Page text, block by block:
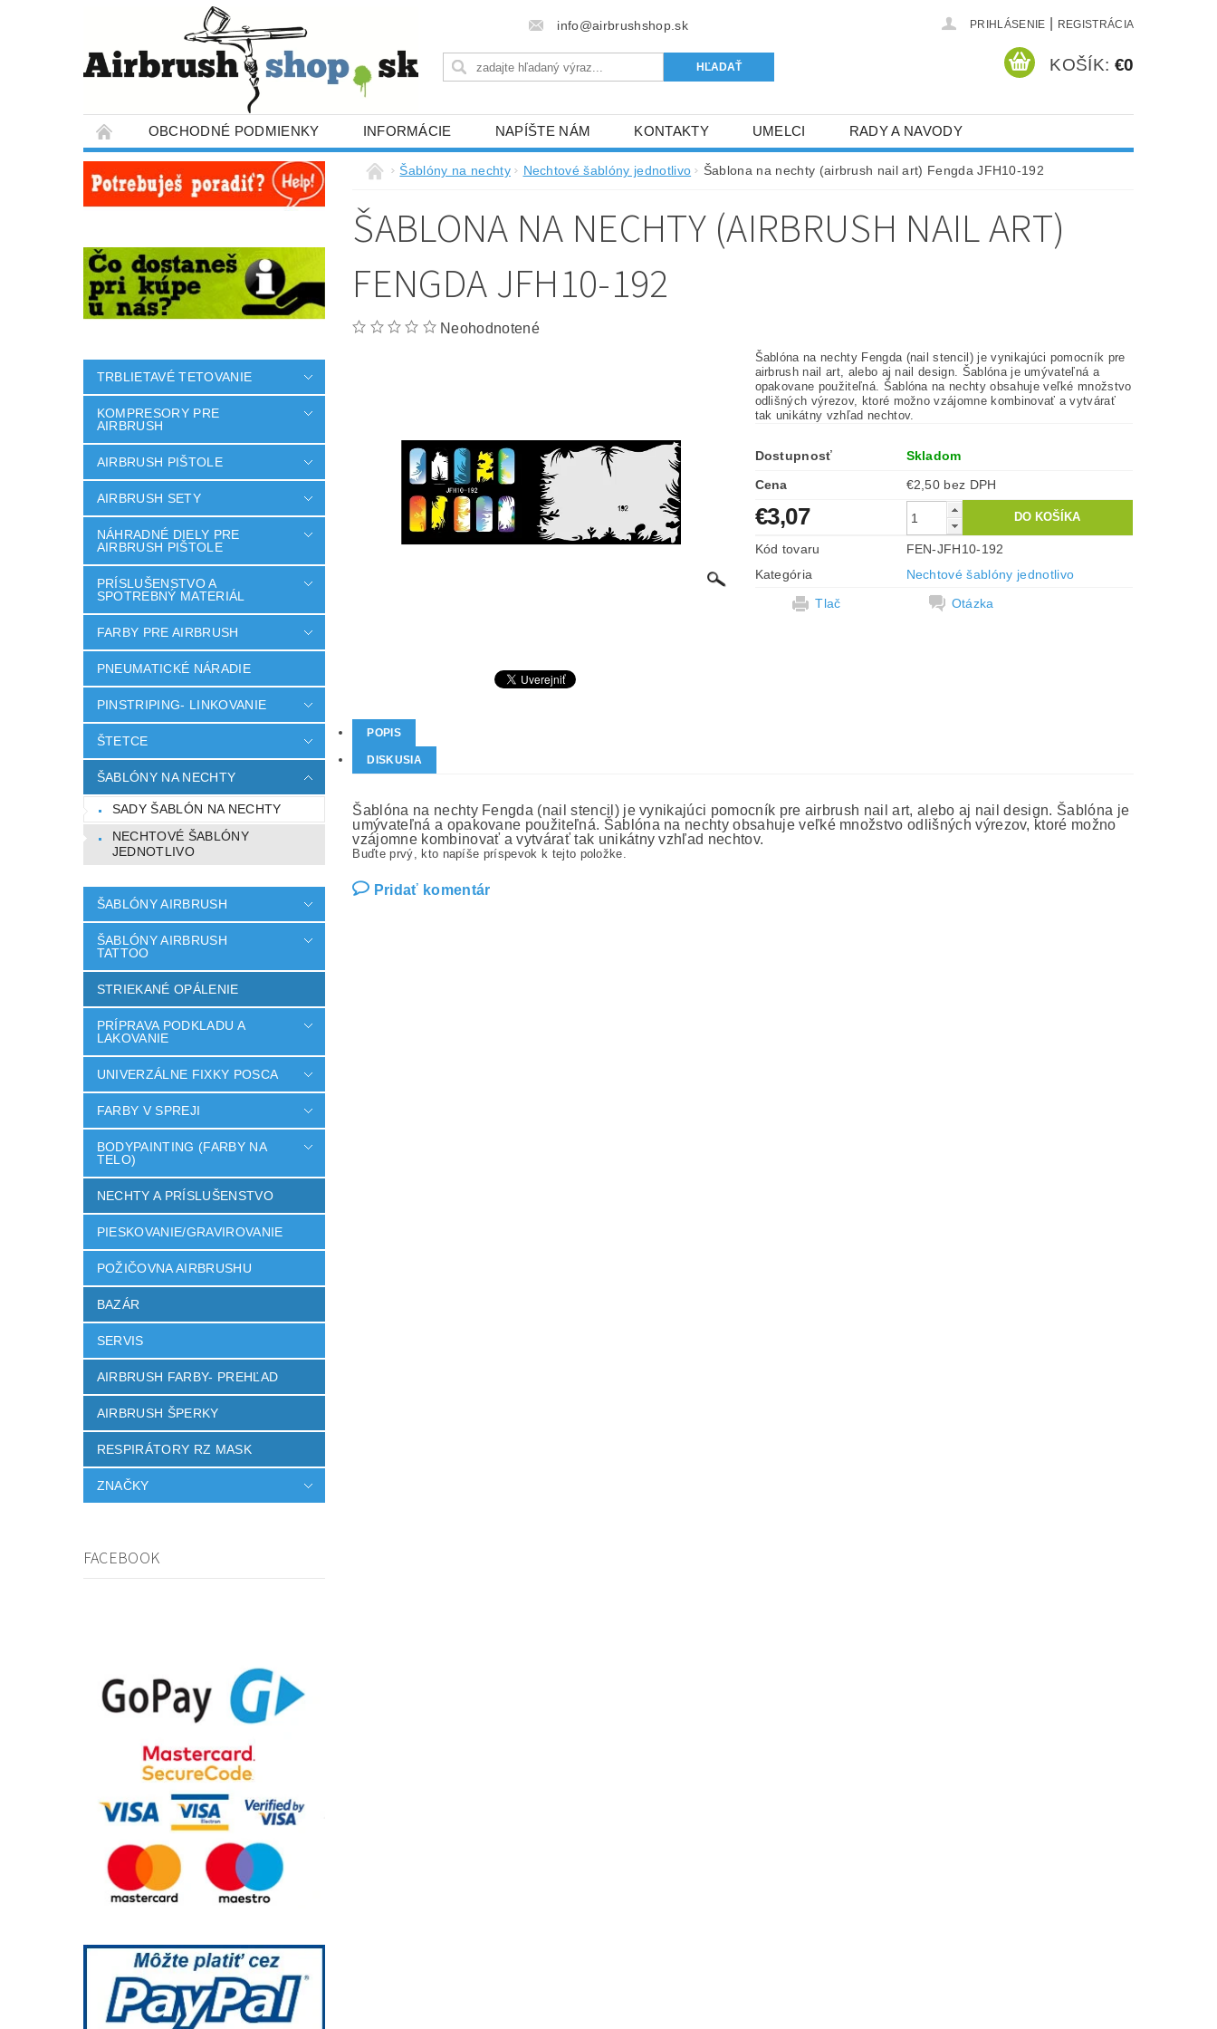
info@airbrushshop.sk PRIHLÁSENIE REGISTRÁCIA
KOŠÍK: €0
OBCHODNÉ PODMIENKY INFORMÁCIE NAPÍŠTE NÁM KONTAKTY UMELCI RADY A NAVODY
TRBLIETAVÉ TETOVANIE
KOMPRESORY PRE
AIRBRUSH
AIRBRUSH PIŠTOLE
AIRBRUSH SETY
NÁHRADNÉ DIELY PRE
AIRBRUSH PIŠTOLE
PRÍSLUŠENSTVO A
SPOTREBNÝ MATERIÁL
FARBY PRE AIRBRUSH
PNEUMATICKÉ NÁRADIE
PINSTRIPING- LINKOVANIE
ŠTETCE
ŠABLÓNY NA NECHTY
SADY ŠABLÓN NA NECHTY
NECHTOVÉ ŠABLÓNY
JEDNOTLIVO
ŠABLÓNY AIRBRUSH
ŠABLÓNY AIRBRUSH
TATTOO
STRIEKANÉ OPÁLENIE
PRÍPRAVA PODKLADU A
LAKOVANIE
UNIVERZÁLNE FIXKY POSCA
FARBY V SPREJI
BODYPAINTING (FARBY NA
TELO)
NECHTY A PRÍSLUŠENSTVO
PIESKOVANIE/GRAVIROVANIE
POŽIČOVNA AIRBRUSHU
BAZÁR
SERVIS
AIRBRUSH FARBY- PREHĽAD
AIRBRUSH ŠPERKY
RESPIRÁTORY RZ MASK
ZNAČKY
FACEBOOK
Šablóny na nechty Nechtové šablóny jednotlivo Šablona na nechty (airbrush nail art) Fengda JFH10-192
ŠABLONA NA NECHTY (AIRBRUSH NAIL ART)
FENGDA JFH10-192
Neohodnotené
Šablóna na nechty Fengda (nail stencil) je vynikajúci pomocník pre
airbrush nail art, alebo aj nail design. Šablóna je umývateľná a
opakovane použiteľná. Šablóna na nechty obsahuje veľké množstvo
odlišných výrezov, ktoré možno vzájomne kombinovať a vytvárať
tak unikátny vzhľad nechtov.
Dostupnosť
Skladom
Cena
€2,50 bez DPH
€3,07
Kód tovaru
FEN-JFH10-192
Kategória
Nechtové šablóny jednotlivo
Tlač
Otázka
POPIS
DISKUSIA
Šablóna na nechty Fengda (nail stencil) je vynikajúci pomocník pre airbrush nail art, alebo aj nail design. Šablóna je
umývateľná a opakovane použiteľná. Šablóna na nechty obsahuje veľké množstvo odlišných výrezov, ktoré možno
vzájomne kombinovať a vytvárať tak unikátny vzhľad nechtov.
Buďte prvý, kto napíše príspevok k tejto položke.
Pridať komentár